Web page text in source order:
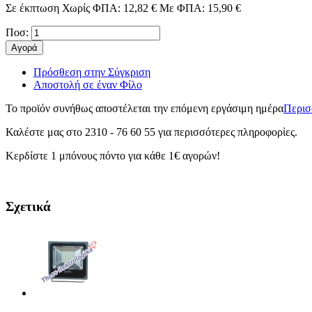
Σε έκπτωση Χωρίς ΦΠΑ: 12,82 € Με ΦΠΑ: 15,90 €
Ποσ:
Αγορά
Πρόσθεση στην Σύγκριση
Αποστολή σε έναν Φίλο
Το προϊόν συνήθως αποστέλεται την επόμενη εργάσιμη ημέρα
Καλέστε μας στο 2310 - 76 60 55 για περισσότερες πληροφορἰες.
Κερδίστε 1 μπόνους πόντο για κάθε 1€ αγορών!
Σχετικά